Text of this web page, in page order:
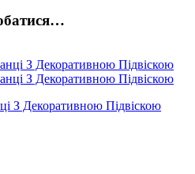
З Декоративною Підвіскою